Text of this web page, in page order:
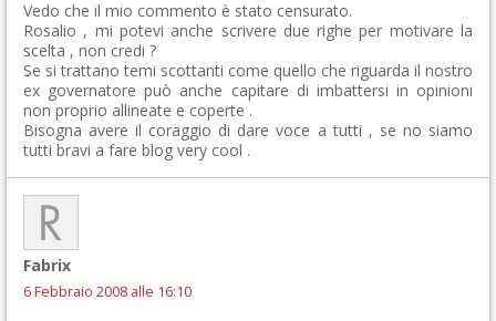
Vedo che il mio commento è stato censurato.
Rosalio , mi potevi anche scrivere due righe per motivare la
scelta , non credi ?
Se si trattano temi scottanti come quello che riguarda il nostro
ex governatore può anche capitare di imbattersi in opinioni
non proprio allineate e coperte .
Bisogna avere il coraggio di dare voce a tutti , se no siamo
tutti bravi a fare blog very cool .
Fabrix
6 Febbraio 2008 alle 16:10